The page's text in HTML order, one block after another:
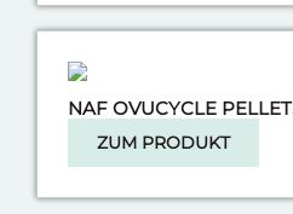
NAF OVUCYCLE
ZUM PRODUKT